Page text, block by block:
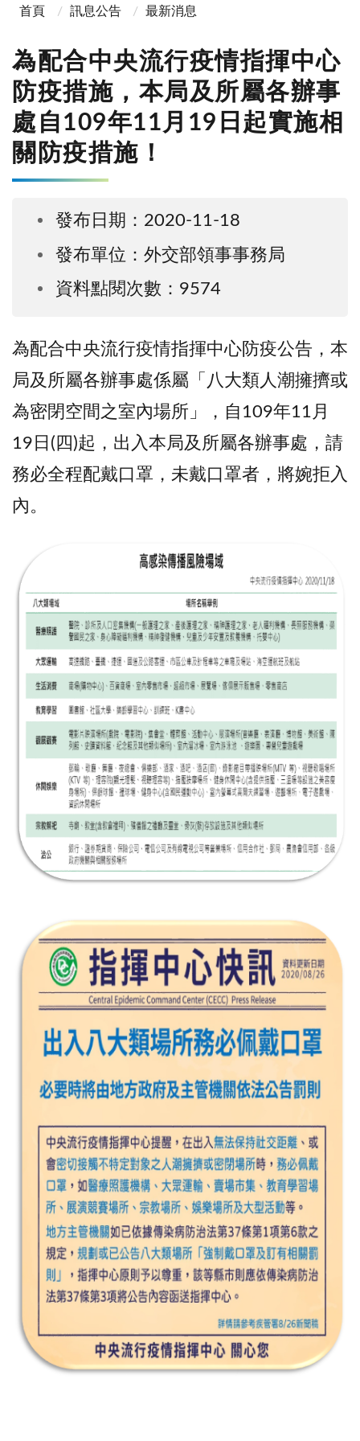
首頁 訊息公告 最新消息
為配合中央流行疫情指揮中心
防疫措施，本局及所屬各辦事
處自109年11月19日起實施相
關防疫措施！
發布日期：2020-11-18
發布單位：外交部領事事務局
資料點閱次數：9574
為配合中央流行疫情指揮中心防疫公告，本
局及所屬各辦事處係屬「八大類人潮擁擠或
為密閉空間之室內場所」，自109年11月
19日(四)起，出入本局及所屬各辦事處，請
務必全程配戴口罩，未戴口罩者，將婉拒入
內。